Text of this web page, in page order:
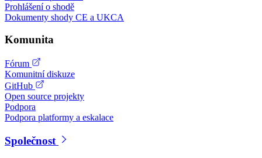
Prohlášení o shodě
Dokumenty shody CE a UKCA
Komunita
Fórum
Komunitní diskuze
GitHub
Open source projekty
Podpora
Podpora platformy a eskalace
Společnost